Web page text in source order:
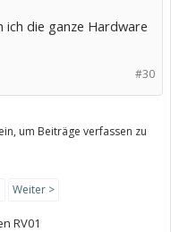
ich die ganze Hardware
#30
um Beiträge verfassen zu
Weiter >
RV01